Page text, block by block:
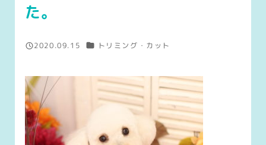
た。
投稿日
2020.09.15 カテゴリー
トリミング・カット